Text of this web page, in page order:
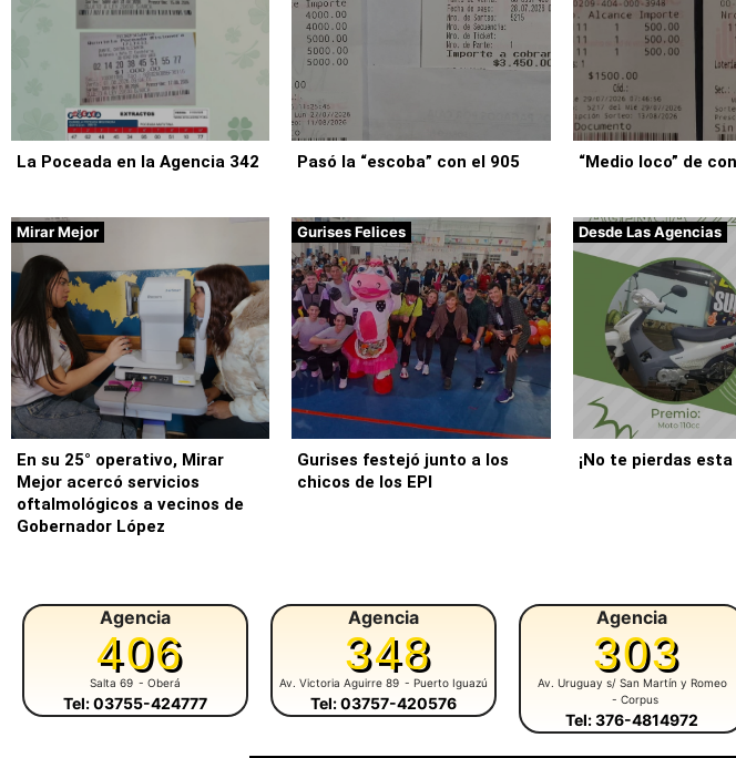
La Poceada en la Agencia 342 Pasó la “escoba” con el 905 “Medio loco” de
Mirar Mejor
En su 25° operativo, Mirar
Mejor acercó servicios
oftalmológicos a vecinos de
Gobernador López
Gurises Felices
Gurises festejó junto a los
chicos de los EPI
Desde Las Agencias
¡No te pierdas
Agencia
406
Salta 69 - Oberá
Tel: 03755-424777
Agencia
348
Av. Victoria Aguirre 89 - Puerto Iguazú
Tel: 03757-420576
Agencia
303
Av. Uruguay s/ San Martín y Romeo
- Corpus
Tel: 376-4814972